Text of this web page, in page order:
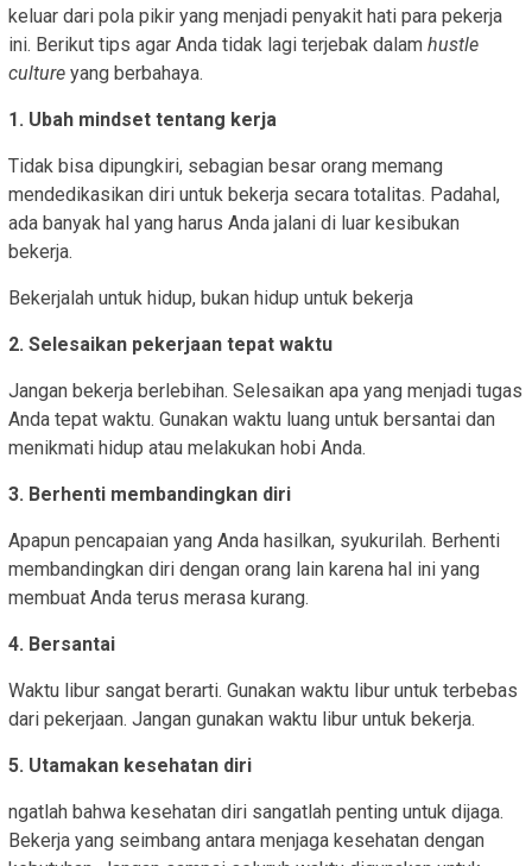
keluar dari pola pikir yang menjadi penyakit hati para pekerja
ini. Berikut tips agar Anda tidak lagi terjebak dalam hustle
culture yang berbahaya.
1. Ubah mindset tentang kerja
Tidak bisa dipungkiri, sebagian besar orang memang
mendedikasikan diri untuk bekerja secara totalitas. Padahal,
ada banyak hal yang harus Anda jalani di luar kesibukan
bekerja.
Bekerjalah untuk hidup, bukan hidup untuk bekerja
2. Selesaikan pekerjaan tepat waktu
Jangan bekerja berlebihan. Selesaikan apa yang menjadi tugas
Anda tepat waktu. Gunakan waktu luang untuk bersantai dan
menikmati hidup atau melakukan hobi Anda.
3. Berhenti membandingkan diri
Apapun pencapaian yang Anda hasilkan, syukurilah. Berhenti
membandingkan diri dengan orang lain karena hal ini yang
membuat Anda terus merasa kurang.
4. Bersantai
Waktu libur sangat berarti. Gunakan waktu libur untuk terbebas
dari pekerjaan. Jangan gunakan waktu libur untuk bekerja.
5. Utamakan kesehatan diri
ngatlah bahwa kesehatan diri sangatlah penting untuk dijaga.
Bekerja yang seimbang antara menjaga kesehatan dengan